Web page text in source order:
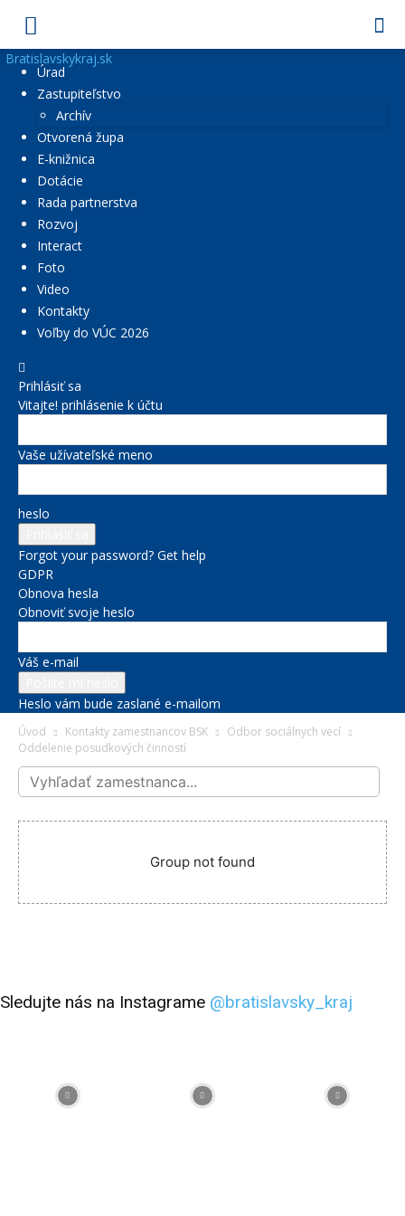
Bratislavskykraj.sk
Úrad
Zastupiteľstvo
Archív
Otvorená župa
E-knižnica
Dotácie
Rada partnerstva
Rozvoj
Interact
Foto
Video
Kontakty
Voľby do VÚC 2026
Prihlásiť sa
Vitajte! prihlásenie k účtu
Vaše užívateľské meno
heslo
Forgot your password? Get help
GDPR
Obnova hesla
Obnoviť svoje heslo
Váš e-mail
Heslo vám bude zaslané e-mailom
Úvod Kontakty zamestnancov BSK
Odbor sociálnych vecí
Oddelenie posudkových činností
Group not found
Sledujte nás na Instagrame @bratislavsky_kraj